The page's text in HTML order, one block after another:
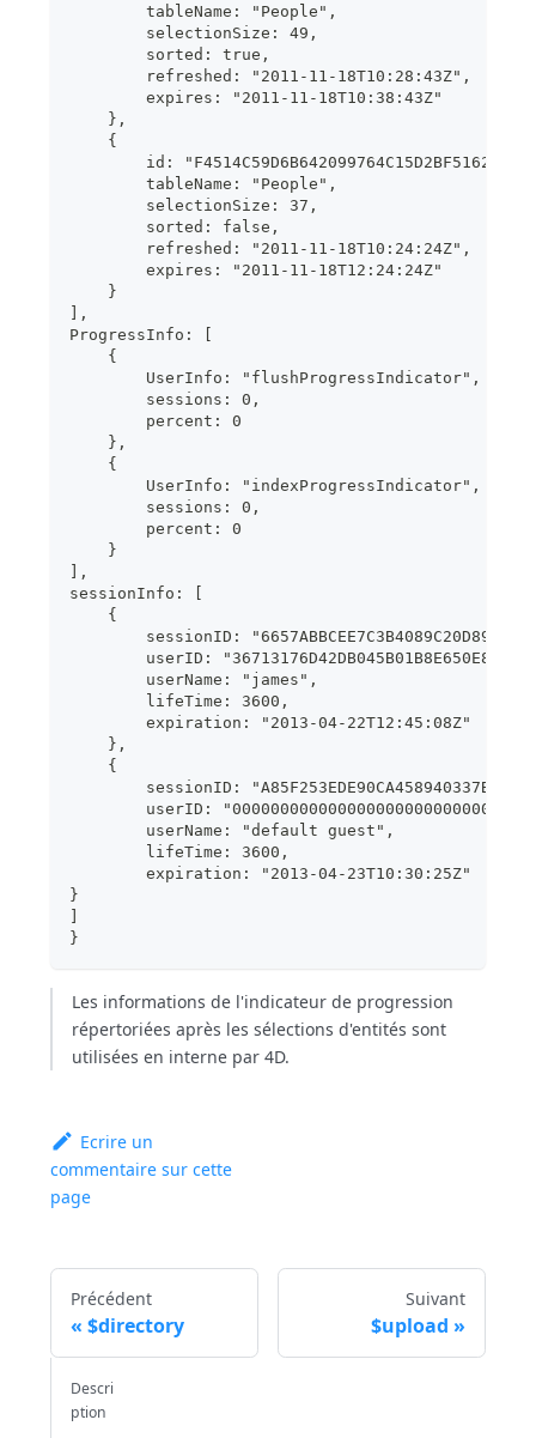
        tableName: "People",
        selectionSize: 49,
        sorted: true,
        refreshed: "2011-11-18T10:28:43Z",
        expires: "2011-11-18T10:38:43Z"
    },
    {
        id: "F4514C59D6B642099764C15D2BF51624",
        tableName: "People",
        selectionSize: 37,
        sorted: false,
        refreshed: "2011-11-18T10:24:24Z",
        expires: "2011-11-18T12:24:24Z"
    }
],
ProgressInfo: [
    {
        UserInfo: "flushProgressIndicator",
        sessions: 0,
        percent: 0
    },
    {
        UserInfo: "indexProgressIndicator",
        sessions: 0,
        percent: 0
    }
],
sessionInfo: [
    {
sessionID:
userID:
        userName: "james",
        lifeTime: 3600,
        expiration: "2013-04-22T12:45:08Z"
    },
    {
sessionID:
userID:
        userName: "default guest",
        lifeTime: 3600,
        expiration: "2013-04-23T10:30:25Z"
}
}
Les informations de l'indicateur de progression
répertoriées après les sélections d'entités sont
utilisées en interne par 4D.
Ecrire un
commentaire sur cette
page
Précédent
$directory
Suivant
$upload
Descri
ption